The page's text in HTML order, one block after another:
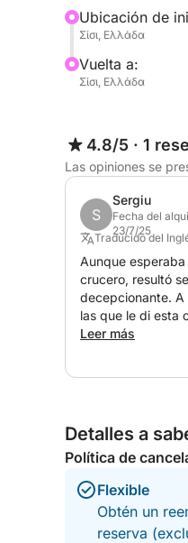
Ubicación de
Σίσι, Ελλάδα
Vuelta a:
Σίσι, Ελλάδα
4.8/5 · 1
Las opiniones se
S
Sergiu
Fecha del
23/7/25
Traducido del
Aunque
crucero, resultó
decepcionante. A
las que le di esta
muy malo (fuertes
Debido al mal
mareos y el viaje
Aunque se
duró 2 y nos
de salida. • Al
nos llevara de
conductor nos
Leer más
Detalles a
Política de
Flexible
Obtén un
reserva